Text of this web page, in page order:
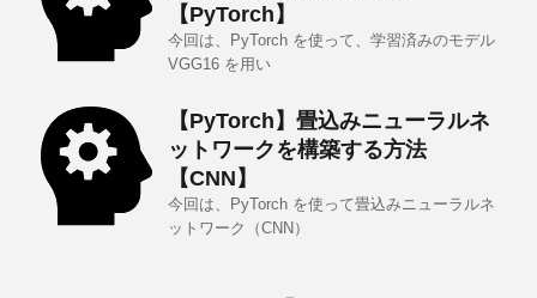
【PyTorch】
今回は、PyTorch を使って、学習済みのモデル
VGG16 を用い
【PyTorch】畳込みニューラルネ
ットワークを構築する方法
【CNN】
今回は、PyTorch を使って畳込みニューラルネ
ットワーク（CNN）